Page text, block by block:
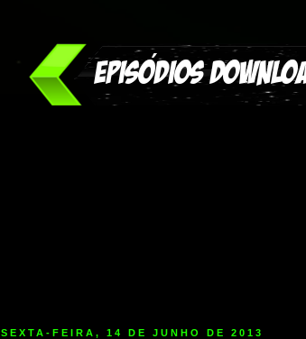
SEXTA-FEIRA, 14 DE JUNHO DE 2013